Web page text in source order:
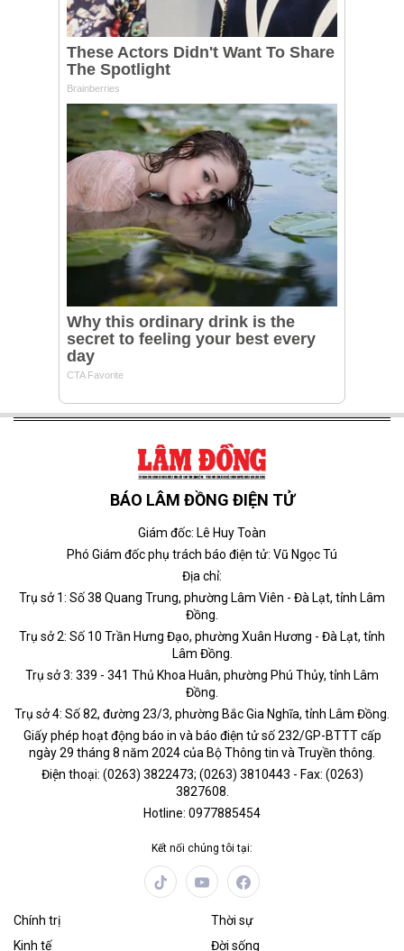
BÁO LÂM ĐỒNG ĐIỆN TỬ
Giám đốc: Lê Huy Toàn
Phó Giám đốc phụ trách báo điện tử: Vũ Ngọc Tú
Địa chỉ:
Trụ sở 1: Số 38 Quang Trung, phường Lâm Viên - Đà Lạt, tỉnh Lâm
Đồng.
Trụ sở 2: Số 10 Trần Hưng Đạo, phường Xuân Hương - Đà Lạt, tỉnh
Lâm Đồng.
Trụ sở 3: 339 - 341 Thủ Khoa Huân, phường Phú Thủy, tỉnh Lâm
Đồng.
Trụ sở 4: Số 82, đường 23/3, phường Bắc Gia Nghĩa, tỉnh Lâm Đồng.
Giấy phép hoạt động báo in và báo điện tử số 232/GP-BTTT cấp
ngày 29 tháng 8 năm 2024 của Bộ Thông tin và Truyền thông.
Điện thoại: (0263) 3822473; (0263) 3810443 - Fax: (0263)
3827608.
Hotline: 0977885454
Kết nối chúng tôi tại:
Chính trị
Thời sự
Kinh tế
Đời sống